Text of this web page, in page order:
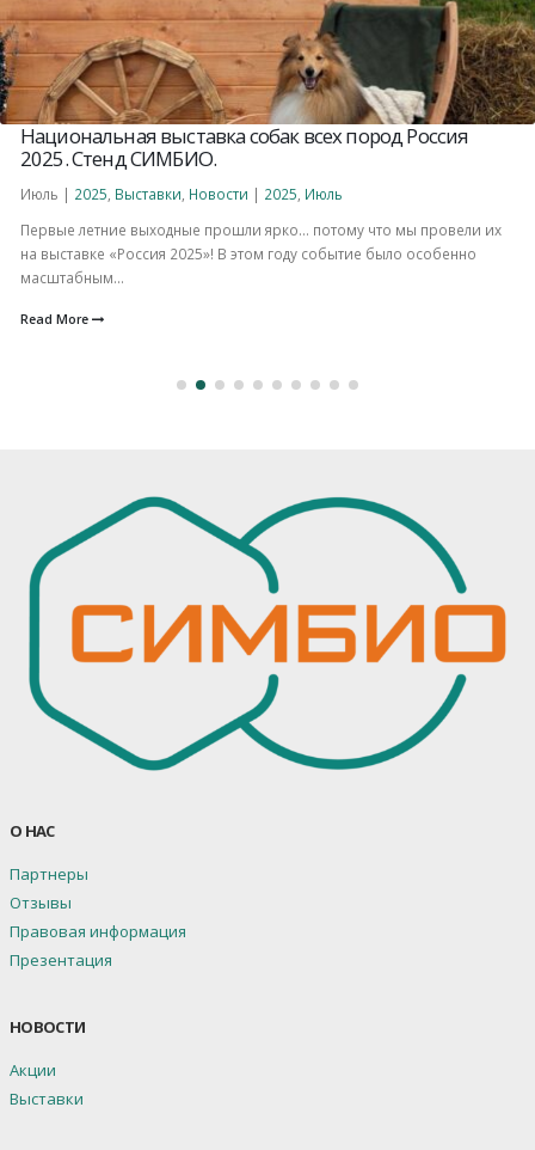
Национальная выставка собак всех пород Россия
2025. Стенд СИМБИО.
Июль | 2025 Выставки Новости | 2025 Июль
Первые летние выходные прошли ярко… потому что мы провели их
на выставке «Россия 2025»! В этом году событие было особенно
масштабным...
Read More
О НАС
Партнеры
Отзывы
Правовая информация
Презентация
НОВОСТИ
Акции
Выставки